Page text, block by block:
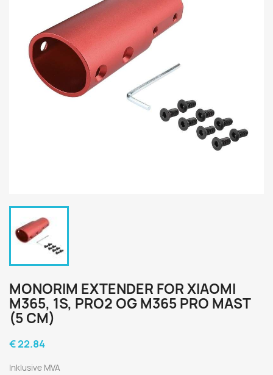
MONORIM EXTENDER FOR XIAOMI
M365, 1S, PRO2 OG M365 PRO MAST
(5 CM)
€ 22.84
Inklusive MVA